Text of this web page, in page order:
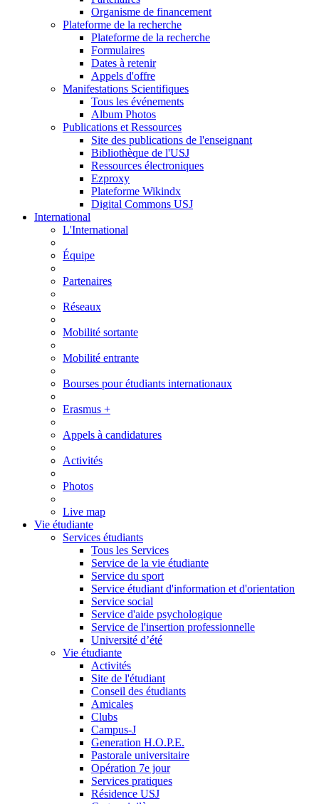
Organisme de financement
Plateforme de la recherche
Plateforme de la recherche
Formulaires
Dates à retenir
Appels d'offre
Manifestations Scientifiques
Tous les événements
Album Photos
Publications et Ressources
Site des publications de l'enseignant
Bibliothèque de l'USJ
Ressources électroniques
Ezproxy
Plateforme Wikindx
Digital Commons USJ
International
L'International
Équipe
Partenaires
Réseaux
Mobilité sortante
Mobilité entrante
Bourses pour étudiants internationaux
Erasmus +
Appels à candidatures
Activités
Photos
Live map
Vie étudiante
Services étudiants
Tous les Services
Service de la vie étudiante
Service du sport
Service étudiant d'information et d'orientation
Service social
Service d'aide psychologique
Service de l'insertion professionnelle
Université d’été
Vie étudiante
Activités
Site de l'étudiant
Conseil des étudiants
Amicales
Clubs
Campus-J
Generation H.O.P.E.
Pastorale universitaire
Opération 7e jour
Services pratiques
Résidence USJ